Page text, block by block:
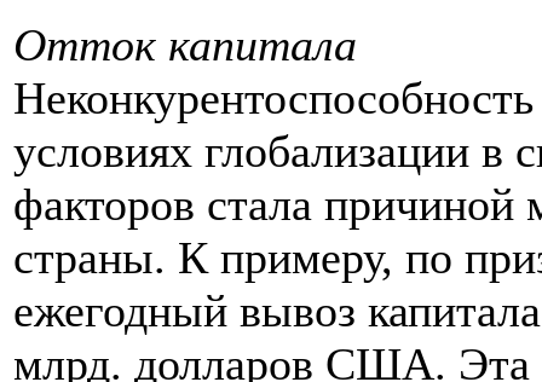
Отток капитала
условиях глобализации
факторов стала причиной
страны. К примеру, по
ежегодный вывоз
млрд. долларов США. Эта